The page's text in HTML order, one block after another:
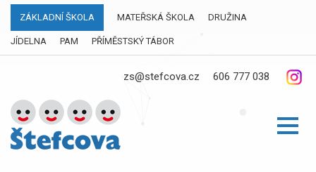
ZÁKLADNÍ ŠKOLA MATEŘSKÁ ŠKOLA DRUŽINA
JÍDELNA PAM PŘÍMĚSTSKÝ TÁBOR
zs@stefcova.cz 606 777 038